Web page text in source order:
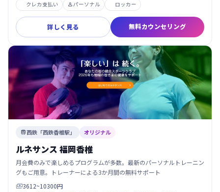
クレカ支払い パーソナル ロッカー
詳しく見る 無料カウンセリング
西鉄「西鉄香椎駅」 オリジナル
ルネサンス 福岡香椎
月会費のみで楽しめるプログラムが多数。最新のパーソナルトレーニン
グもご用意。トレーナーによる3か月間の無料サポート
3612~10300円